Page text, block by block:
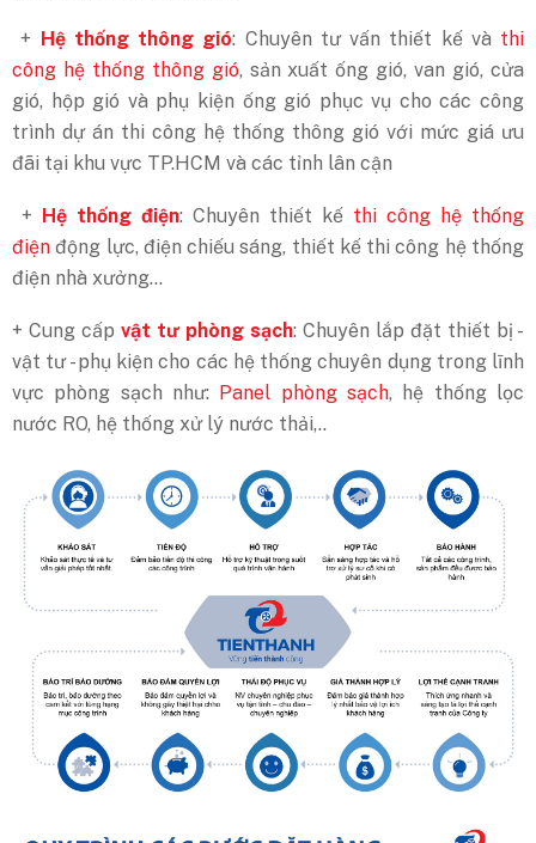
+ Hệ thống thông gió: Chuyên tư vấn thiết kế và thi
công hệ thống thông gió, sản xuất ống gió, van gió, cửa
gió, hộp gió và phụ kiện ống gió phục vụ cho các công
trình dự án thi công hệ thống thông gió với mức giá ưu
đãi tại khu vực TP.HCM và các tỉnh lân cận
+ Hệ thống điện: Chuyên thiết kế thi công hệ thống
điện động lực, điện chiếu sáng, thiết kế thi công hệ thống
điện nhà xưởng...
+ Cung cấp vật tư phòng sạch: Chuyên lắp đặt thiết bị -
vật tư - phụ kiện cho các hệ thống chuyên dụng trong lĩnh
vực phòng sạch như: Panel phòng sạch, hệ thống lọc
nước RO, hệ thống xử lý nước thải,..